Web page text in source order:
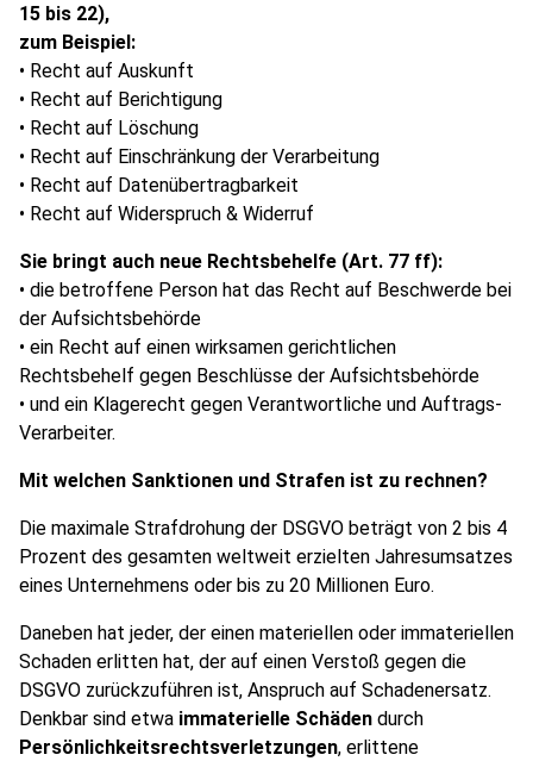
15 bis 22),
zum Beispiel:
• Recht auf Auskunft
• Recht auf Berichtigung
• Recht auf Löschung
• Recht auf Einschränkung der Verarbeitung
• Recht auf Datenübertragbarkeit
• Recht auf Widerspruch & Widerruf
Sie bringt auch neue Rechtsbehelfe (Art. 77 ff):
• die betroffene Person hat das Recht auf Beschwerde bei
der Aufsichtsbehörde
• ein Recht auf einen wirksamen gerichtlichen
Rechtsbehelf gegen Beschlüsse der Aufsichtsbehörde
• und ein Klagerecht gegen Verantwortliche und Auftrags-
Verarbeiter.
Mit welchen Sanktionen und Strafen ist zu rechnen?
Die maximale Strafdrohung der DSGVO beträgt von 2 bis 4
Prozent des gesamten weltweit erzielten Jahresumsatzes
eines Unternehmens oder bis zu 20 Millionen Euro.
Daneben hat jeder, der einen materiellen oder immateriellen
Schaden erlitten hat, der auf einen Verstoß gegen die
DSGVO zurückzuführen ist, Anspruch auf Schadenersatz.
Denkbar sind etwa immaterielle Schäden durch
Persönlichkeitsrechtsverletzungen, erlittene